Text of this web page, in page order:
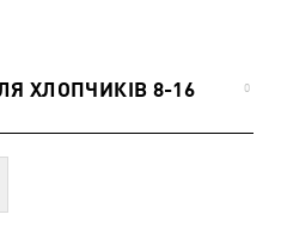
ХЛОПЧИКІВ 8-16
0